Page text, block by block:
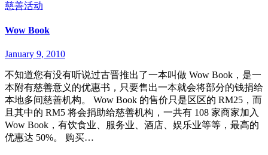
慈善活动
Wow Book
January 9, 2010
不知道您有没有听说过古晋推出了一本叫做 Wow Book，是一
本附有慈善意义的优惠书，只要售出一本就会将部分的钱捐给
本地多间慈善机构。 Wow Book 的售价只是区区的 RM25，而
且其中的 RM5 将会捐助给慈善机构，一共有 108 家商家加入
Wow Book，有饮食业、服务业、酒店、娱乐业等等，最高的
优惠达 50%。 购买…